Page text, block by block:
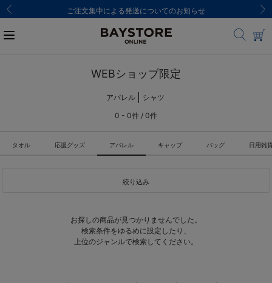
ご注文集中による発送についてのお知らせ
WEBショップ限定
アパレル
シャツ
0 - 0件 / 0件
タオル 応援グッズ アパレル キャップ バッグ 日用雑
絞り込み
お探しの商品が見つかりませんでした。
検索条件をゆるめに設定したり、
上位のジャンルで検索してください。